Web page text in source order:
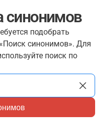
синонимов
подобрать
синонимов». Для
поиск по